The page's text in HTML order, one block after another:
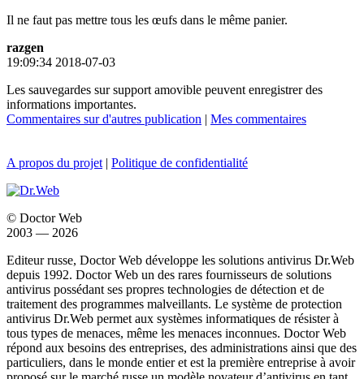
Il ne faut pas mettre tous les œufs dans le même panier.
razgen
19:09:34 2018-07-03
Les sauvegardes sur support amovible peuvent enregistrer des
informations importantes.
Commentaires sur d'autres publication | Mes commentaires
A propos du projet | Politique de confidentialité
© Doctor Web
2003 — 2026
Editeur russe, Doctor Web développe les solutions antivirus Dr.Web
depuis 1992. Doctor Web un des rares fournisseurs de solutions
antivirus possédant ses propres technologies de détection et de
traitement des programmes malveillants. Le système de protection
antivirus Dr.Web permet aux systèmes informatiques de résister à
tous types de menaces, même les menaces inconnues. Doctor Web
répond aux besoins des entreprises, des administrations ainsi que des
particuliers, dans le monde entier et est la première entreprise à avoir